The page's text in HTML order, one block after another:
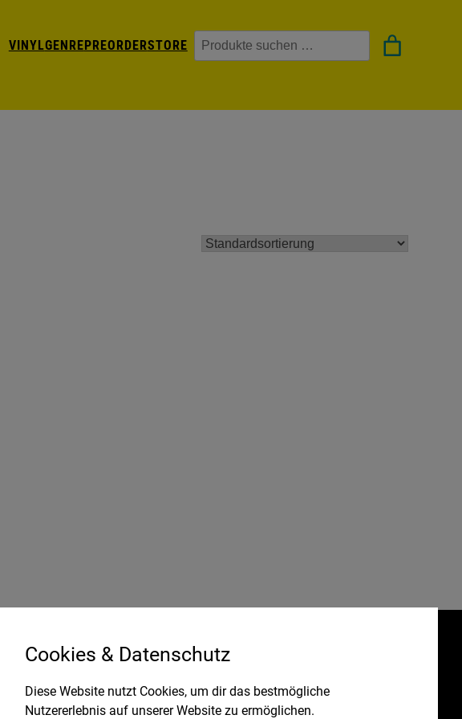
VINYLGENREPREORDERSTORE Suchen
WIDERRUFSBELEHRUNG
IMPRESSUM
DATENSCHUTZ
Cookies & Datenschutz
Diese Website nutzt Cookies, um dir das bestmögliche
Nutzererlebnis auf unserer Website zu ermöglichen.